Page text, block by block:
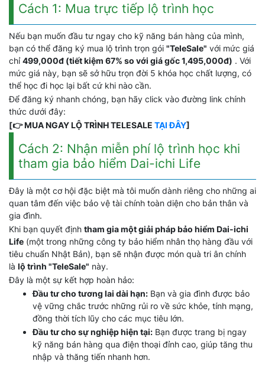
Cách 1: Mua trực tiếp lộ trình học
Nếu bạn muốn đầu tư ngay cho kỹ năng bán hàng của mình,
bạn có thể đăng ký mua lộ trình trọn gói "TeleSale" với mức giá
chỉ 499,000đ (tiết kiệm 67% so với giá gốc 1,495,000đ) . Với
mức giá này, bạn sẽ sở hữu trọn đời 5 khóa học chất lượng, có
thể học đi học lại bất cứ khi nào cần.
Để đăng ký nhanh chóng, bạn hãy click vào đường link chính
thức dưới đây:
[👉 MUA NGAY LỘ TRÌNH TELESALE TẠI ĐÂY]
Cách 2: Nhận miễn phí lộ trình học khi
tham gia bảo hiểm Dai-ichi Life
Đây là một cơ hội đặc biệt mà tôi muốn dành riêng cho những ai
quan tâm đến việc bảo vệ tài chính toàn diện cho bản thân và
gia đình.
Khi bạn quyết định tham gia một giải pháp bảo hiểm Dai-ichi
Life (một trong những công ty bảo hiểm nhân thọ hàng đầu với
tiêu chuẩn Nhật Bản), bạn sẽ nhận được món quà tri ân chính
là lộ trình "TeleSale" này.
Đây là một sự kết hợp hoàn hảo:
Đầu tư cho tương lai dài hạn: Bạn và gia đình được bảo
vệ vững chắc trước những rủi ro về sức khỏe, tính mạng,
đồng thời tích lũy cho các mục tiêu lớn.
Đầu tư cho sự nghiệp hiện tại: Bạn được trang bị ngay
kỹ năng bán hàng qua điện thoại đỉnh cao, giúp tăng thu
nhập và thăng tiến nhanh hơn.